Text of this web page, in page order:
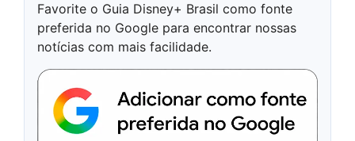
Favorite o Guia Disney+ Brasil como fonte
preferida no Google para encontrar nossas
notícias com mais facilidade.